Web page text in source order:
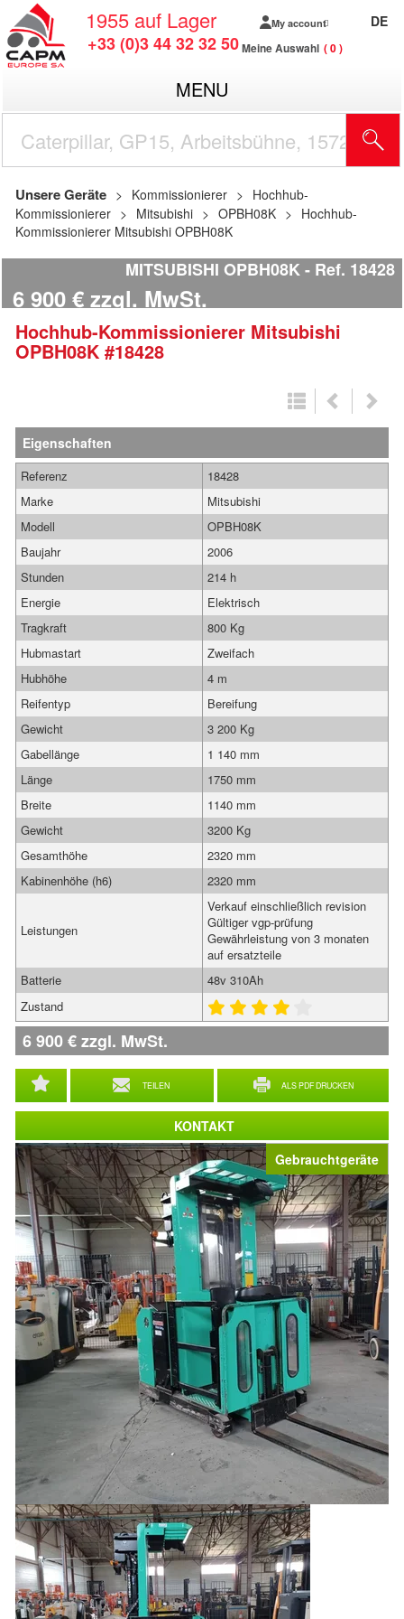
1955 auf Lager
+33 (0)3 44 32 32 50
My account
Meine Auswahl 0
DE
MENU
Unsere Geräte Kommissionierer
Hochhub-
Kommissionierer
Mitsubishi OPBH08K
Hochhub-
Kommissionierer Mitsubishi OPBH08K
MITSUBISHI OPBH08K Ref. 18428
6 900 € zzgl. MwSt.
Hochhub-Kommissionierer Mitsubishi
OPBH08K #18428
Gebrauchtgeräte
Eigenschaften
TEILEN ALS PDF DRUCKEN
Referenz
18428
Marke
Mitsubishi
Modell
OPBH08K
Baujahr
2006
Stunden
214 h
Energie
Elektrisch
Tragkraft
800 Kg
Hubmastart
Zweifach
Hubhöhe
4 m
Reifentyp
Bereifung
Gewicht
3 200 Kg
Gabellänge
1 140 mm
Länge
1750 mm
Breite
1140 mm
Gewicht
3200 Kg
Gesamthöhe
2320 mm
Kabinenhöhe (h6)
2320 mm
Leistungen
Verkauf einschließlich revision
Gültiger vgp-prüfung
Gewährleistung von 3 monaten
auf ersatzteile
Batterie
48v 310Ah
Zustand
6 900€zzgl. MwSt.
KONTAKT